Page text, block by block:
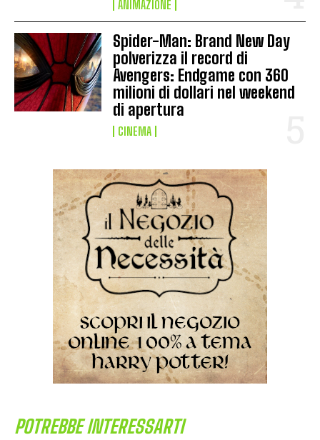
ANIMAZIONE
Spider-Man: Brand New Day
polverizza il record di
Avengers: Endgame con 360
milioni di dollari nel weekend
di apertura
CINEMA
POTREBBE INTERESSARTI